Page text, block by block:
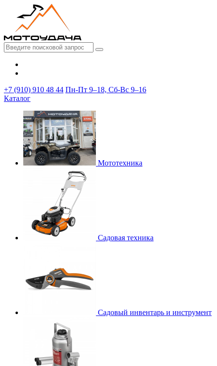
+7 (910) 910 48 44 Пн-Пт 9–18, Сб-Вс 9–16
Каталог
Мототехника
Садовая техника
Садовый инвентарь и инструмент